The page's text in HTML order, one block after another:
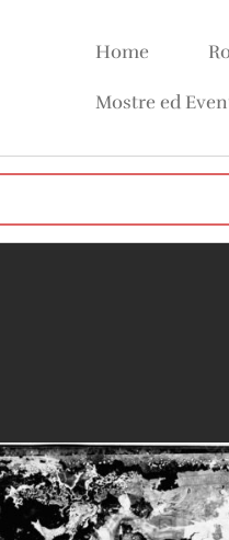
Home
Mostre ed